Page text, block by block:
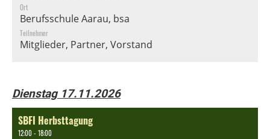
Ort
Berufsschule Aarau, bsa
Teilnehmer
Mitglieder, Partner, Vorstand
Dienstag 17.11.2026
SBFI Herbsttagung
12:00 - 18:00